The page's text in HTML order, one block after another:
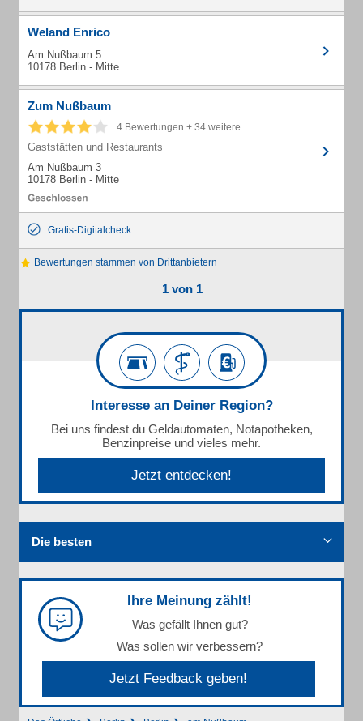
Weland Enrico
Am Nußbaum 5
10178 Berlin - Mitte
Zum Nußbaum
4 Bewertungen + 34 weitere...
Gaststätten und Restaurants
Am Nußbaum 3
10178 Berlin - Mitte
Gratis-Digitalcheck
Bewertungen stammen von Drittanbietern
1 von 1
Interesse an Deiner Region?
Bei uns findest du Geldautomaten, Notapotheken,
Benzinpreise und vieles mehr.
Jetzt entdecken!
Die besten
Ihre Meinung zählt!
Was gefällt Ihnen gut?
Was sollen wir verbessern?
Jetzt Feedback geben!